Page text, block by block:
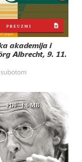
PREUZMI
akademija i
Albrecht, 9. 11.
PDF 1.6 MB